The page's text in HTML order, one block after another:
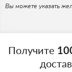
Вы можете указать
Получите